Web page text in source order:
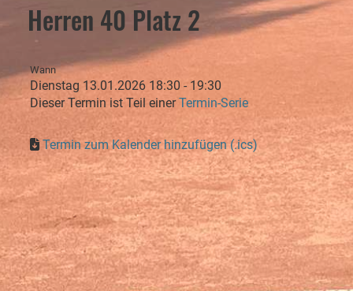
Herren 40 Platz 2
Wann
Dienstag 13.01.2026 18:30 - 19:30
Dieser Termin ist Teil einerTermin-Serie
Termin zum Kalender hinzufügen (.ics)